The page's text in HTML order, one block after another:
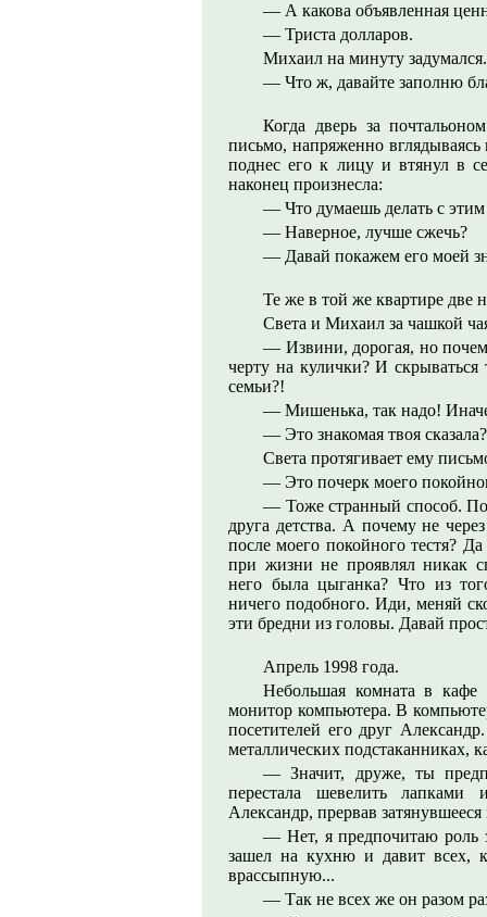
— А какова объявленная
— Триста долларов.
Михаил на минуту задумался.
— Что ж, давайте заполню
Когда дверь за
письмо, напряженно
поднес его к лицу и втянул в
наконец произнесла:
— Что думаешь делать с
— Наверное, лучше сжечь?
— Давай покажем его моей
Те же в той же квартире две
Света и Михаил за чашкой
— Извини, дорогая, но
черту на кулички? И
семьи?!
— Мишенька, так надо!
— Это знакомая твоя
Света протягивает ему
— Это почерк моего
— Тоже странный способ.
друга детства. А почему не
после моего покойного тестя?
при жизни не проявлял никак
него была цыганка? Что из
ничего подобного. Иди, меняй
эти бредни из головы. Давай
Апрель 1998 года.
Небольшая комната в
монитор компьютера. В
посетителей его друг
металлических подстаканниках,
— Значит, друже, ты
перестала шевелить
Александр, прервав
— Нет, я предпочитаю роль
зашел на кухню и давит всех,
врассыпную...
— Так не всех же он разом